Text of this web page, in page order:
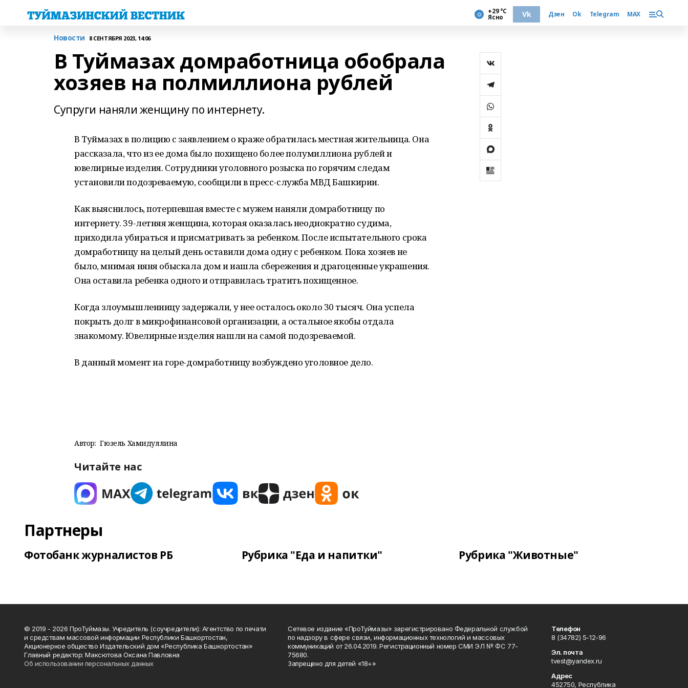
+29 °С
Ясно Vk Дзен Ok Telegram MAX
Новости 8 СЕНТЯБРЯ 2023, 14:06
В Туймазах домработница обобрала
хозяев на полмиллиона рублей
Супруги наняли женщину по интернету.
В Туймазах в полицию с заявлением о краже обратилась местная жительница. Она
рассказала, что из ее дома было похищено более полумиллиона рублей и
ювелирные изделия. Сотрудники уголовного розыска по горячим следам
установили подозреваемую, сообщили в пресс-служба МВД Башкирии.
Как выяснилось, потерпевшая вместе с мужем наняли домработницу по
интернету. 39-летняя женщина, которая оказалась неоднократно судима,
приходила убираться и присматривать за ребенком. После испытательного срока
домработницу на целый день оставили дома одну с ребенком. Пока хозяев не
было, мнимая няня обыскала дом и нашла сбережения и драгоценные украшения.
Она оставила ребенка одного и отправилась тратить похищенное.
Когда злоумышленницу задержали, у нее осталось около 30 тысяч. Она успела
покрыть долг в микрофинансовой организации, а остальное якобы отдала
знакомому. Ювелирные изделия нашли на самой подозреваемой.
В данный момент на горе-домработницу возбуждено уголовное дело.
Автор: Гюзель Хамидуллина
Читайте нас
Партнеры
Фотобанк журналистов РБ Рубрика "Еда и напитки" Рубрика "Животные"
© 2019 - 2026 ПроТуймазы. Учредитель (соучредители): Агентство по печати
и средствам массовой информации Республики Башкортостан,
Акционерное общество Издательский дом «Республика Башкортостан»
Главный редактор: Максютова Оксана Павловна
Об использовании персональных данных
Сетевое издание «ПроТуймазы» зарегистрировано Федеральной службой
по надзору в сфере связи, информационных технологий и массовых
коммуникаций от 26.04.2019. Регистрационный номер СМИ ЭЛ № ФС 77-
75680.
Запрещено для детей «18+»
Телефон
8 (34782) 5-12-96
Эл. почта
tvest@yandex.ru
Адрес
452750, Республика